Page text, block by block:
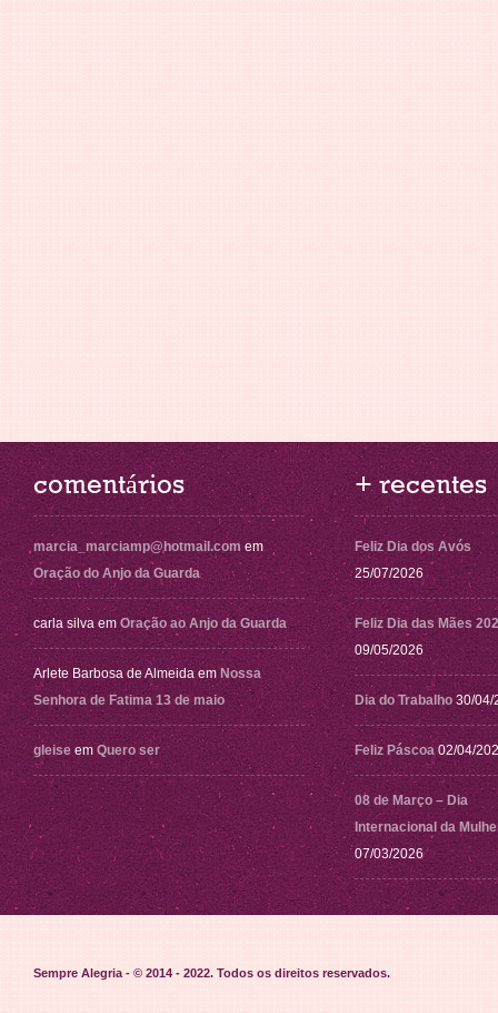
comentários
marcia_marciamp@hotmail.com em
Oração do Anjo da Guarda
carla silva em Oração ao Anjo da Guarda
Arlete Barbosa de Almeida em Nossa
Senhora de Fatima 13 de maio
gleise em Quero ser
+ recentes
Feliz Dia dos Avós
25/07/2026
Feliz Dia das Mães
09/05/2026
Dia do Trabalho 30/04/
Feliz Páscoa 02/04/
08 de Março – Dia
Internacional da
07/03/2026
Sempre Alegria - © 2014 - 2022. Todos os direitos reservados.